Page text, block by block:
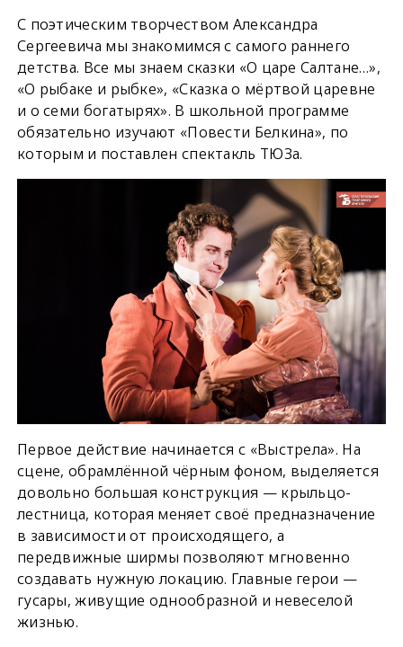
С поэтическим творчеством Александра
Сергеевича мы знакомимся с самого раннего
детства. Все мы знаем сказки «О царе Салтане…»,
«О рыбаке и рыбке», «Сказка о мёртвой царевне
и о семи богатырях». В школьной программе
обязательно изучают «Повести Белкина», по
которым и поставлен спектакль ТЮЗа.
Первое действие начинается с «Выстрела». На
сцене, обрамлённой чёрным фоном, выделяется
довольно большая конструкция — крыльцо-
лестница, которая меняет своё предназначение
в зависимости от происходящего, а
передвижные ширмы позволяют мгновенно
создавать нужную локацию. Главные герои —
гусары, живущие однообразной и невеселой
жизнью.